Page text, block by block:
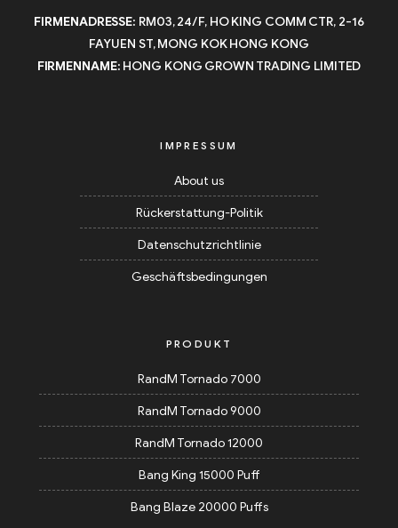
FIRMENADRESSE: RM03, 24/F, HO KING COMM CTR, 2-16
FAYUEN ST, MONG KOK HONG KONG
FIRMENNAME: HONG KONG GROWN TRADING LIMITED
IMPRESSUM
About us
Rückerstattung-Politik
Datenschutzrichtlinie
Geschäftsbedingungen
PRODUKT
RandM Tornado 7000
RandM Tornado 9000
RandM Tornado 12000
Bang King 15000 Puff
Bang Blaze 20000 Puffs